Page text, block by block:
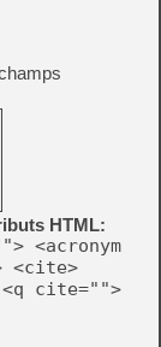
HTML:
<acronym
<cite>
<q cite="">